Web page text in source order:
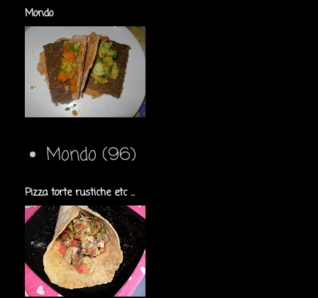
Mondo
Mondo (96)
Pizza torte rustiche etc ...